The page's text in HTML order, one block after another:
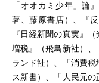
「オオカミ少年」論
著、藤原書店）、『
『日経新聞の真実』
増税』（飛鳥新社）
ランド社）、「消費
ス新書）、「人民元